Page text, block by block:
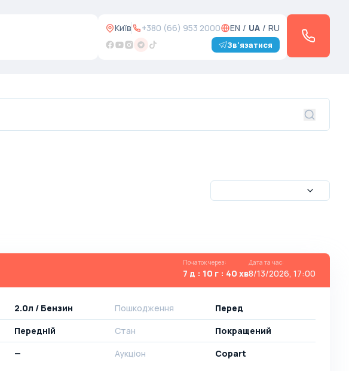
Київ +380 (66) 953 2000 EN / UA / RU
Зв'язатися
Початок через:
7 д : 10 г : 40 хв
Дата та час:
8/13/2026, 17:00
2.0л / Бензин
Передній
—
Пошкодження
Перед
Стан
Покращений
Аукціон
Copart